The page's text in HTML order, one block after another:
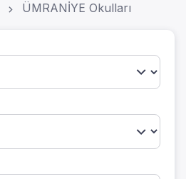
ÜMRANİYE Okulları